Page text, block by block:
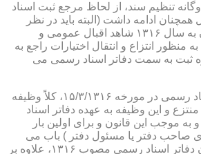
وضعیت دوگانه تنظیم سند، از لحاظ مرجع ثبت اسناد
همچنان ادامه داشت (البته باید در نظر
داشت كه با نزدیك شدن به سال ۱۳۱۶ شاهد اقبال عمومی و
منظور انتزاع و انتقال اختیارات راجع به
ثبت به سمت دفاتر اسناد رسمی می
با وضع قانون دفاتر اسناد رسمی در مورخه ۱۵/۳/۱۳۱۶، كلاً وظیفه
و این وظیفه به عهده دفاتر اسناد
موجب این قانون و برای اولین بار
صاحب دفتر یا مسئول دفتر ) باب می
شود. قانونگذار در قانون دفاتر اسناد رسمی مصوب ۱۳۱۶، علاوه بر